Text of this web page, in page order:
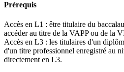
Prérequis
Accès en L1 : être titulaire du
accéder au titre de la VAPP ou de la
Accès en L3 : les titulaires d'un
d'un titre professionnel enregistré au
directement en L3.